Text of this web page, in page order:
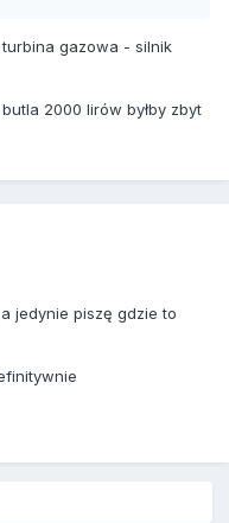
gazowa - silnik
2000 lirów byłby zbyt
jedynie piszę gdzie to